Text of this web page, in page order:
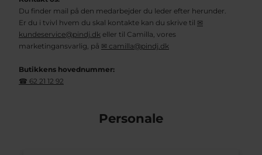
Du finder mail på den medarbejder du leder efter herunder.
Er du i tvivl hvem du skal kontakte kan du skrive til ✉
kundeservice@pindj.dk eller til Camilla, vores
marketingansvarlig, på ✉ camilla@pindj.dk
Butikkens hovednummer:
☎ 62 21 12 92
Personale